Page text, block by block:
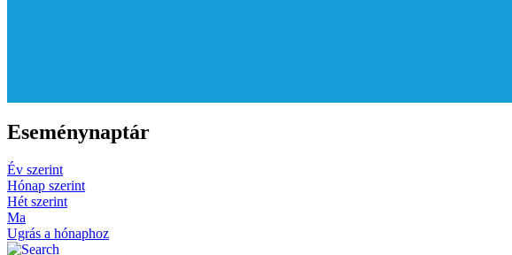
Eseménynaptár
Év szerint
Hónap szerint
Hét szerint
Ma
Ugrás a hónaphoz